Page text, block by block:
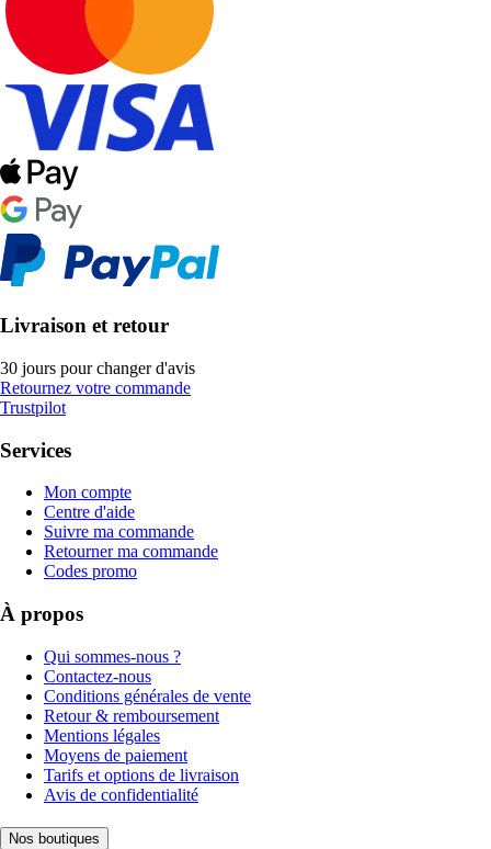
Livraison et retour
30 jours pour changer d'avis
Retournez votre commande
Trustpilot
Services
Mon compte
Centre d'aide
Suivre ma commande
Retourner ma commande
Codes promo
À propos
Qui sommes-nous ?
Contactez-nous
Conditions générales de vente
Retour & remboursement
Mentions légales
Moyens de paiement
Tarifs et options de livraison
Avis de confidentialité
Nos boutiques